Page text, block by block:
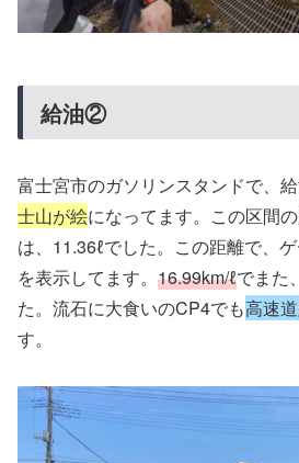
給油②
富士宮市のガソリンスタンドで、
士山が絵になってます。この区間
は、11.36ℓでした。この距離で、
を表示してます。 16.99km/ℓでまた
た。流石に大食いのCP4でも高速
す。